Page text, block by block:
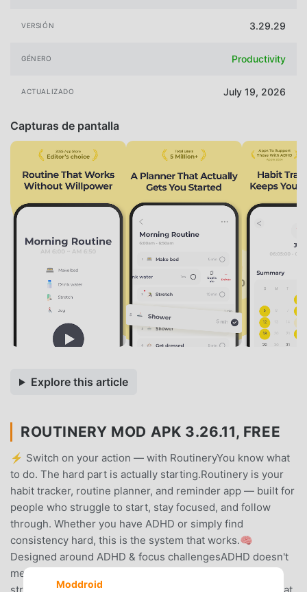
VERSIÓN 3.29.29
GÉNERO Productivity
ACTUALIZADO July 19, 2026
Capturas de pantalla
Explore this article
ROUTINERY MOD APK 3.26.11, FREE
⚡ Switch on your action — with RoutineryYou know what
to do. The hard part is actually starting.Routinery is your
habit tracker, routine planner, and reminder app — built for
people who struggle to start, stay focused, and follow
through. Whether you have ADHD or simply find
consistency hard, this is the system that works.🧠
Designed around ADHD & focus challengesADHD doesn't
mean you're lazy — it means your brain needs the right
Moddroid